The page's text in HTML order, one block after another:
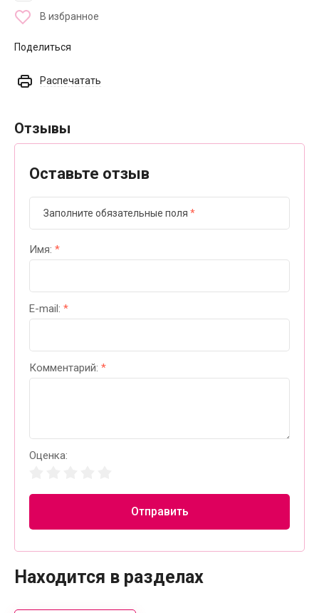
В избранное
Поделиться
Распечатать
Отзывы
Оставьте отзыв
Заполните обязательные поля *
Имя: *
E-mail: *
Комментарий: *
Оценка:
Отправить
Находится в разделах